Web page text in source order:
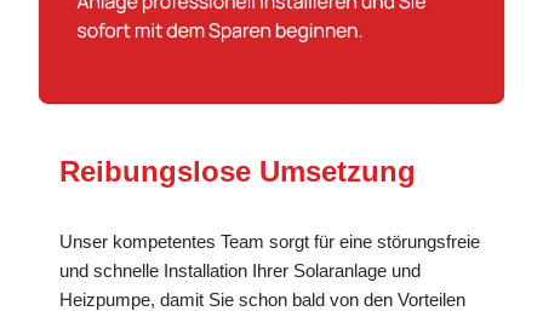
Reibungslose Umsetzung
Unser kompetentes Team sorgt für eine störungsfreie
und schnelle Installation Ihrer Solaranlage und
Heizpumpe, damit Sie schon bald von den Vorteilen